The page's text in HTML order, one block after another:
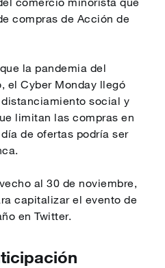
compras de Acción de
la pandemia del
el Cyber Monday llegó
social y
limitan las compras en
de ofertas podría ser
al 30 de noviembre,
capitalizar el evento de
en Twitter.